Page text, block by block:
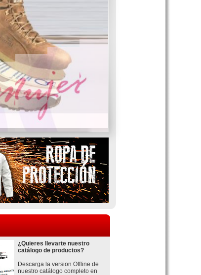
¿Quieres llevarte nuestro
catálogo de productos?
Descarga la version Offline de
nuestro catálogo completo en